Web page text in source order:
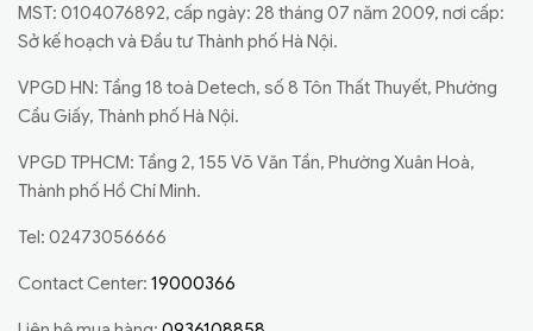
MST: 0104076892, cấp ngày: 28 tháng 07 năm 2009, nơi cấp:
Sở kế hoạch và Đầu tư Thành phố Hà Nội.
VPGD HN: Tầng 18 toà Detech, số 8 Tôn Thất Thuyết, Phường
Cầu Giấy, Thành phố Hà Nội.
VPGD TPHCM: Tầng 2, 155 Võ Văn Tần, Phường Xuân Hoà,
Thành phố Hồ Chí Minh.
Tel: 02473056666
Contact Center: 19000366